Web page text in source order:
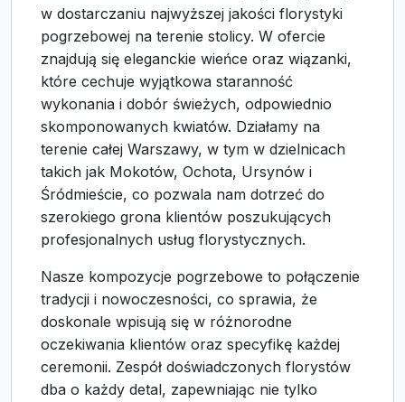
w dostarczaniu najwyższej jakości florystyki
pogrzebowej na terenie stolicy. W ofercie
znajdują się eleganckie wieńce oraz wiązanki,
które cechuje wyjątkowa staranność
wykonania i dobór świeżych, odpowiednio
skomponowanych kwiatów. Działamy na
terenie całej Warszawy, w tym w dzielnicach
takich jak Mokotów, Ochota, Ursynów i
Śródmieście, co pozwala nam dotrzeć do
szerokiego grona klientów poszukujących
profesjonalnych usług florystycznych.
Nasze kompozycje pogrzebowe to połączenie
tradycji i nowoczesności, co sprawia, że
doskonale wpisują się w różnorodne
oczekiwania klientów oraz specyfikę każdej
ceremonii. Zespół doświadczonych florystów
dba o każdy detal, zapewniając nie tylko